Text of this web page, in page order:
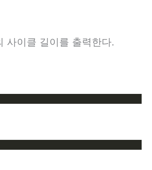
사이클 길이를 출력한다.